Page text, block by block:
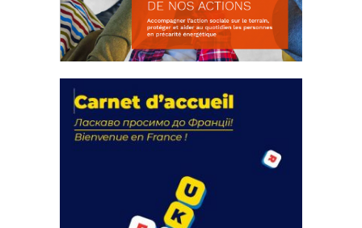
actions
18 septembre 2023
FEUILLETER